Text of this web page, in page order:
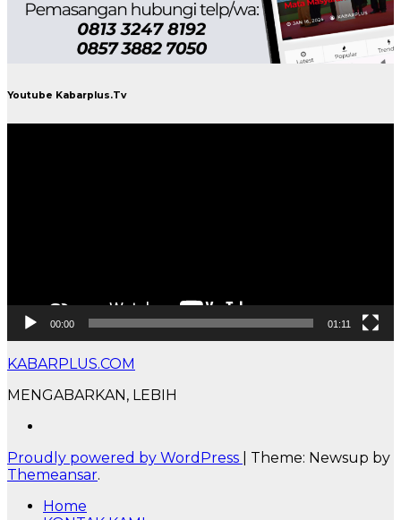
Youtube Kabarplus.Tv
00:00 01:11
KABARPLUS.COM
MENGABARKAN, LEBIH
Proudly powered by WordPress
Theme: Newsup by
Themeansar.
Home